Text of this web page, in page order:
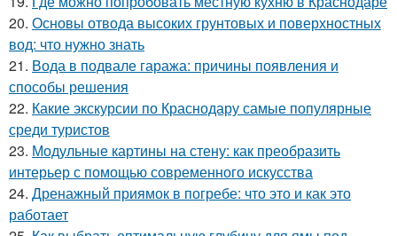
20. Основы отвода высоких грунтовых и поверхностных
вод: что нужно знать
21. Вода в подвале гаража: причины появления и
способы решения
22. Какие экскурсии по Краснодару самые популярные
среди туристов
23. Модульные картины на стену: как преобразить
интерьер с помощью современного искусства
24. Дренажный приямок в погребе: что это и как это
работает